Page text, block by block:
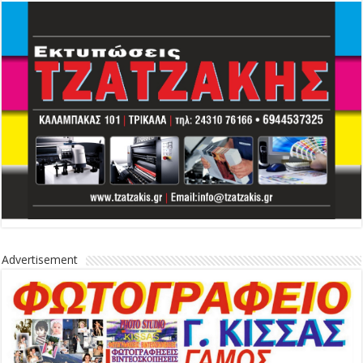
Advertisement